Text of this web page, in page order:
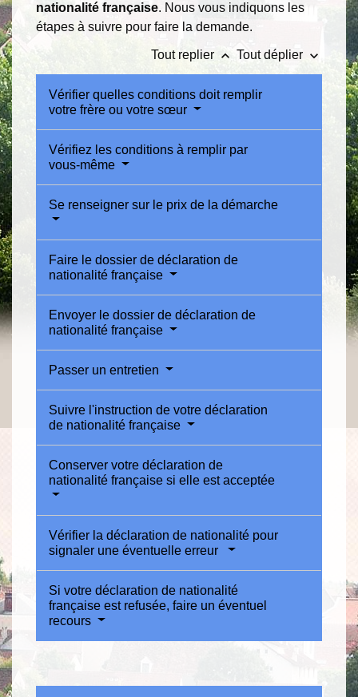
nationalité française. Nous vous indiquons les
étapes à suivre pour faire la demande.
Tout replier keyboard_arrow_up Tout déplier keyboard_arrow_down
Vérifier quelles conditions doit remplir
votre frère ou votre sœur
Vérifiez les conditions à remplir par
vous-même
Se renseigner sur le prix de la démarche
Faire le dossier de déclaration de
nationalité française
Envoyer le dossier de déclaration de
nationalité française
Passer un entretien
Suivre l'instruction de votre déclaration
de nationalité française
Conserver votre déclaration de
nationalité française si elle est acceptée
Vérifier la déclaration de nationalité pour
signaler une éventuelle erreur
Si votre déclaration de nationalité
française est refusée, faire un éventuel
recours